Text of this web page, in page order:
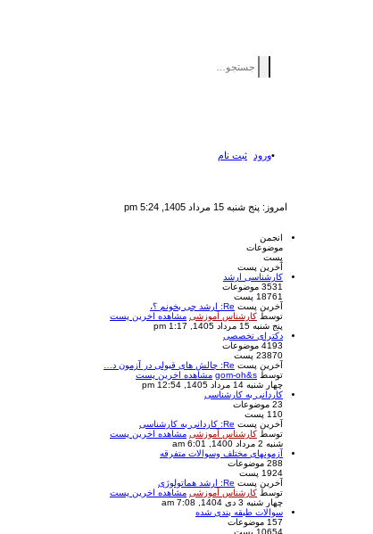
ورود ثبت نام
امروز: پنج شنبه 15 مرداد 1405, 5:24 pm
انجمن
موضوعات
پست
آخرین پست
کارشناسی ارشد
3531 موضوعات
18761 پست
آخرین پست Re: ارشد چی بخونم ؟،
توسط کارشناس آموزشی مشاهده اخرین پست
پنج شنبه 15 مرداد 1405, 1:17 pm
دکترای تخصصی
4193 موضوعات
23870 پست
آخرین پست Re: چالش های قبولی در آزمون د…
توسط gom-oh&s مشاهده اخرین پست
چهار شنبه 14 مرداد 1405, 12:54 pm
کاردانی به کارشناسی
23 موضوعات
110 پست
آخرین پست Re: کاردانی به کارشناسی
توسط کارشناس آموزشی مشاهده اخرین پست
شنبه 2 مرداد 1400, 6:01 am
آزمونهای مختلف وسوالات متفرقه
288 موضوعات
1924 پست
آخرین پست Re: ارشد هماتولوژی
توسط کارشناس آموزشی مشاهده اخرین پست
چهار شنبه 3 دی 1404, 7:08 am
سوالات طبقه بندی شده
157 موضوعات
10654 پست